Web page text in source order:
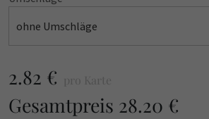
ohne Umschläge
2.82 € pro Karte
Gesamtpreis 28.20 €